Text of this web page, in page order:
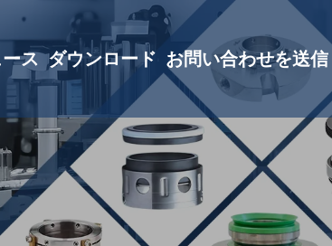
ス ダウンロード お問い合わせを送信